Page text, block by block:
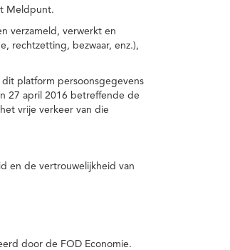
Meldpunt.
verzameld, verwerkt en
rechtzetting, bezwaar, enz.),
platform persoonsgegevens
27 april 2016 betreffende de
vrije verkeer van die
en de vertrouwelijkheid van
door de FOD Economie.